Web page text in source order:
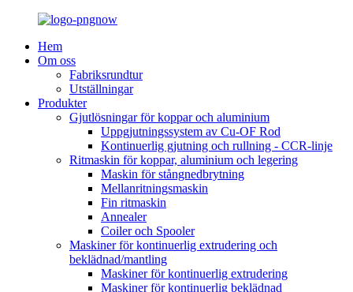
Hem
Om oss
Fabriksrundtur
Utställningar
Produkter
Gjutlösningar för koppar och aluminium
Uppgjutningssystem av Cu-OF Rod
Kontinuerlig gjutning och rullning - CCR-linje
Ritmaskin för koppar, aluminium och legering
Maskin för stångnedbrytning
Mellanritningsmaskin
Fin ritmaskin
Annealer
Coiler och Spooler
Maskiner för kontinuerlig extrudering och
beklädnad/mantling
Maskiner för kontinuerlig extrudering
Maskiner för kontinuerlig beklädnad